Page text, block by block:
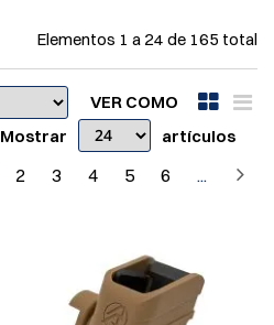
Elementos 1 a 24 de 165 total
VER COMO
Mostrar
artículos
2 3 4 5 6 ...